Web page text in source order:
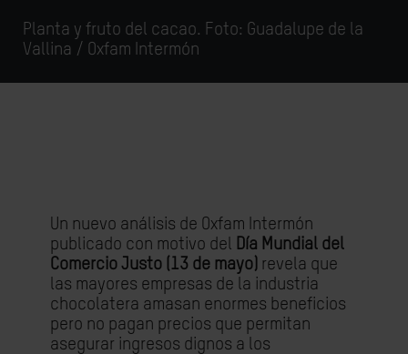
Planta y fruto del cacao. Foto: Guadalupe de la
Vallina / Oxfam Intermón
Un nuevo análisis de Oxfam Intermón
publicado con motivo del Día Mundial del
Comercio Justo (13 de mayo) revela que
las mayores empresas de la industria
chocolatera amasan enormes beneficios
pero no pagan precios que permitan
asegurar ingresos dignos a los